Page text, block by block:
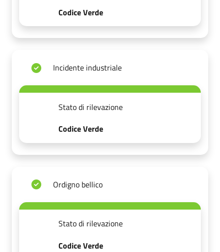
Codice Verde
Incidente industriale
Stato di rilevazione
Codice Verde
Ordigno bellico
Stato di rilevazione
Codice Verde